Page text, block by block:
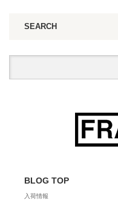
SEARCH
BLOG TOP
入荷情報